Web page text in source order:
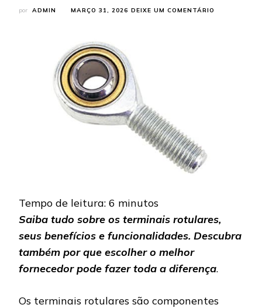
por ADMIN MARÇO 31, 2026 DEIXE UM COMENTÁRIO
Tempo de leitura: 6 minutos
Saiba tudo sobre os terminais rotulares,
seus benefícios e funcionalidades. Descubra
também por que escolher o melhor
fornecedor pode fazer toda a diferença.
Os terminais rotulares são componentes